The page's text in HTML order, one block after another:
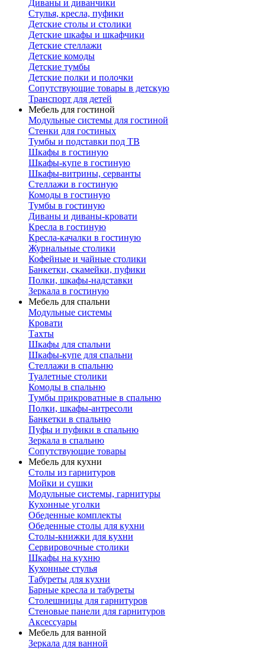
Диваны и диванчики
Стулья, кресла, пуфики
Детские столы и столики
Детские шкафы и шкафчики
Детские стеллажи
Детские комоды
Детские тумбы
Детские полки и полочки
Сопутствующие товары в детскую
Транспорт для детей
Мебель для гостиной
Модульные системы для гостиной
Стенки для гостиных
Тумбы и подставки под ТВ
Шкафы в гостиную
Шкафы-купе в гостиную
Шкафы-витрины, серванты
Стеллажи в гостиную
Комоды в гостиную
Тумбы в гостиную
Диваны и диваны-кровати
Кресла в гостиную
Кресла-качалки в гостиную
Журнальные столики
Кофейные и чайные столики
Банкетки, скамейки, пуфики
Полки, шкафы-надставки
Зеркала в гостиную
Мебель для спальни
Модульные системы
Кровати
Тахты
Шкафы для спальни
Шкафы-купе для спальни
Стеллажи в спальню
Туалетные столики
Комоды в спальню
Тумбы прикроватные в спальню
Полки, шкафы-антресоли
Банкетки в спальню
Пуфы и пуфики в спальню
Зеркала в спальню
Сопутствующие товары
Мебель для кухни
Столы из гарнитуров
Мойки и сушки
Модульные системы, гарнитуры
Кухонные уголки
Обеденные комплекты
Обеденные столы для кухни
Столы-книжки для кухни
Сервировочные столики
Шкафы на кухню
Кухонные стулья
Табуреты для кухни
Барные кресла и табуреты
Столешницы для гарнитуров
Стеновые панели для гарнитуров
Аксессуары
Мебель для ванной
Зеркала для ванной